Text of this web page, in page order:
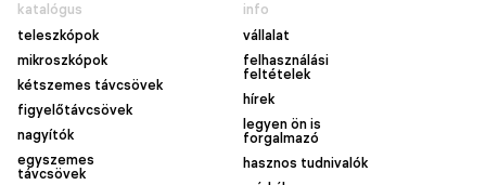
katalógus
teleszkópok
mikroszkópok
kétszemes távcsövek
figyelőtávcsövek
nagyítók
egyszemes
távcsövek
info
vállalat
felhasználási
feltételek
hírek
legyen ön is
forgalmazó
hasznos tudnivalók